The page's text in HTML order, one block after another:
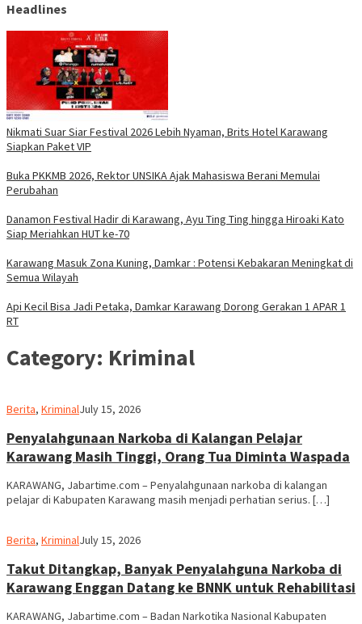
Headlines
Nikmati Suar Siar Festival 2026 Lebih Nyaman, Brits Hotel Karawang
Siapkan Paket VIP
Buka PKKMB 2026, Rektor UNSIKA Ajak Mahasiswa Berani Memulai
Perubahan
Danamon Festival Hadir di Karawang, Ayu Ting Ting hingga Hiroaki Kato
Siap Meriahkan HUT ke-70
Karawang Masuk Zona Kuning, Damkar : Potensi Kebakaran Meningkat di
Semua Wilayah
Api Kecil Bisa Jadi Petaka, Damkar Karawang Dorong Gerakan 1 APAR 1
RT
Category: Kriminal
Berita, Kriminaladmin
July 15, 2026
Penyalahgunaan Narkoba di Kalangan Pelajar
Karawang Masih Tinggi, Orang Tua Diminta Waspada
KARAWANG, Jabartime.com – Penyalahgunaan narkoba di kalangan
pelajar di Kabupaten Karawang masih menjadi perhatian serius. […]
Berita, Kriminaladmin
July 15, 2026
Takut Ditangkap, Banyak Penyalahguna Narkoba di
Karawang Enggan Datang ke BNNK untuk Rehabilitasi
KARAWANG, Jabartime.com – Badan Narkotika Nasional Kabupaten